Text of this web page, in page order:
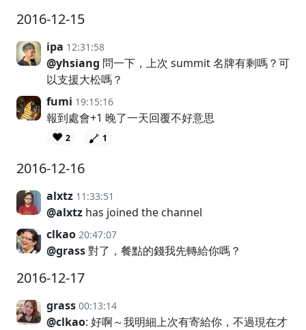
2016-12-15
ipa 12:31:58
@yhsiang 問一下，上次 summit 名牌有剩嗎？可
以支援大松嗎？
fumi 19:15:16
報到處會+1 晚了一天回覆不好意思
❤️ 2 1
2016-12-16
alxtz 11:33:51
@alxtz has joined the channel
clkao 20:47:07
@grass對了，餐點的錢我先轉給你嗎？
2016-12-17
grass 00:13:14
@clkao: 好啊～我明細上次有寄給你，不過現在才